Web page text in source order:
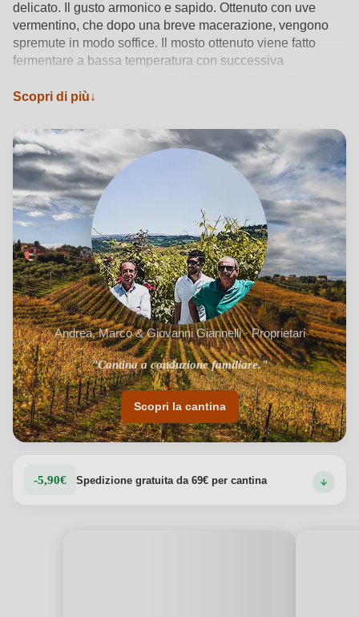
delicato. Il gusto armonico e sapido. Ottenuto con uve
vermentino, che dopo una breve macerazione, vengono
spremute in modo soffice. Il mosto ottenuto viene fatto
fermentare a bassa temperatura con successiva
Scopri di più
Andrea, Marco & Giovanni Giannelli · Proprietari
"Cantina a conduzione familiare."
Scopri la cantina
-5,90€ Spedizione gratuita da 69€ per cantina